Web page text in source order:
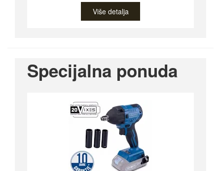
Više detalja
Specijalna ponuda